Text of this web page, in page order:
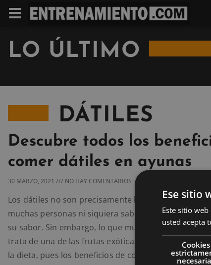
LO ÚLTIMO
DÁTILES
Descubre todos los
comer dátiles en ayunas
30 MARZO, 2021 NO HAY COMENTARIOS
Los dátiles no son precisamente la fruta más
muchas personas ni siquiera saben dónde
su sabor. Sin embargo, lo que muy poca gente sabe
trata de una de las frutas exóticas que más vale la
la dieta, pues los beneficios de comer dátiles en
Ese sitio
Este sitio
usted acepta
Cookies